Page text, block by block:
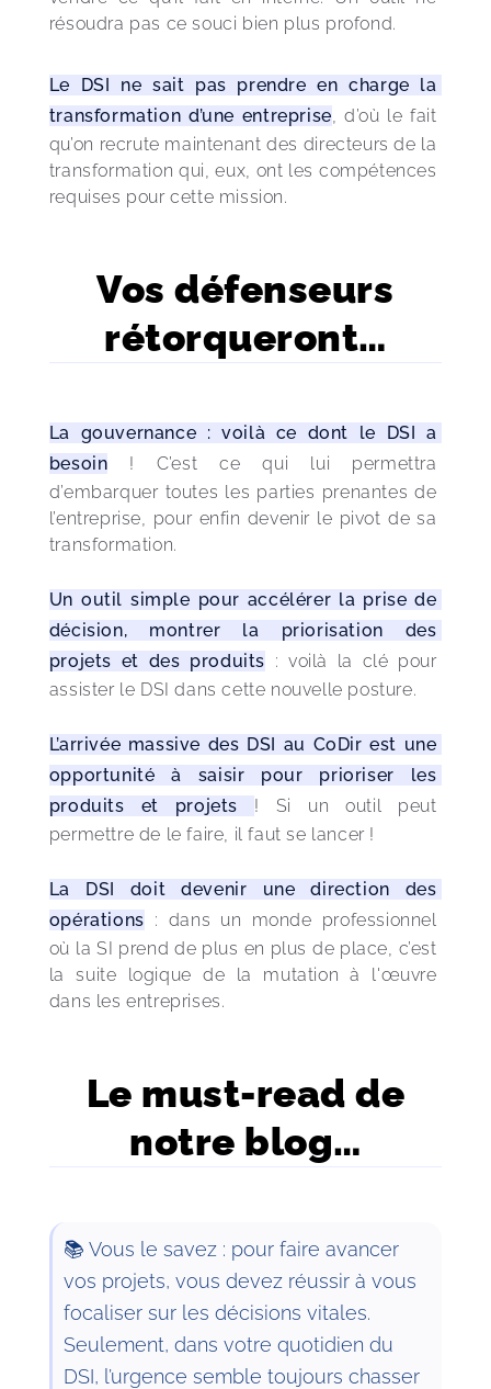
résoudra pas ce souci bien plus profond.
Le DSI ne sait pas prendre en charge la
transformation d’une entreprise, d’où le fait
qu’on recrute maintenant des directeurs de la
transformation qui, eux, ont les compétences
requises pour cette mission.
Vos défenseurs
rétorqueront…
La gouvernance : voilà ce dont le DSI a
besoin ! C’est ce qui lui permettra
d’embarquer toutes les parties prenantes de
l’entreprise, pour enfin devenir le pivot de sa
transformation.
Un outil simple pour accélérer la prise de
décision, montrer la priorisation des
projets et des produits : voilà la clé pour
assister le DSI dans cette nouvelle posture.
L’arrivée massive des DSI au CoDir est une
opportunité à saisir pour prioriser les
produits et projets ! Si un outil peut
permettre de le faire, il faut se lancer !
La DSI doit devenir une direction des
opérations : dans un monde professionnel
où la SI prend de plus en plus de place, c’est
la suite logique de la mutation à l'œuvre
dans les entreprises.
Le must-read de
notre blog…
📚 Vous le savez : pour faire avancer
vos projets, vous devez réussir à vous
focaliser sur les décisions vitales.
Seulement, dans votre quotidien du
DSI, l’urgence semble toujours chasser